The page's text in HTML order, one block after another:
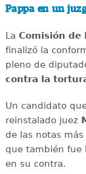
Pappa en un
La Comisión de
finalizó la
pleno de
contra la
Un candidato
reinstalado juez
de las notas
que también fue
en su contra.